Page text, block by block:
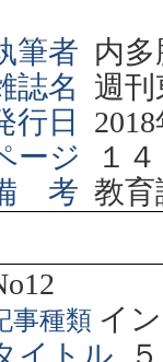
筆者 内
誌名
週
行日
2018
ージ
１
考 教育
事種類 イ
イトル